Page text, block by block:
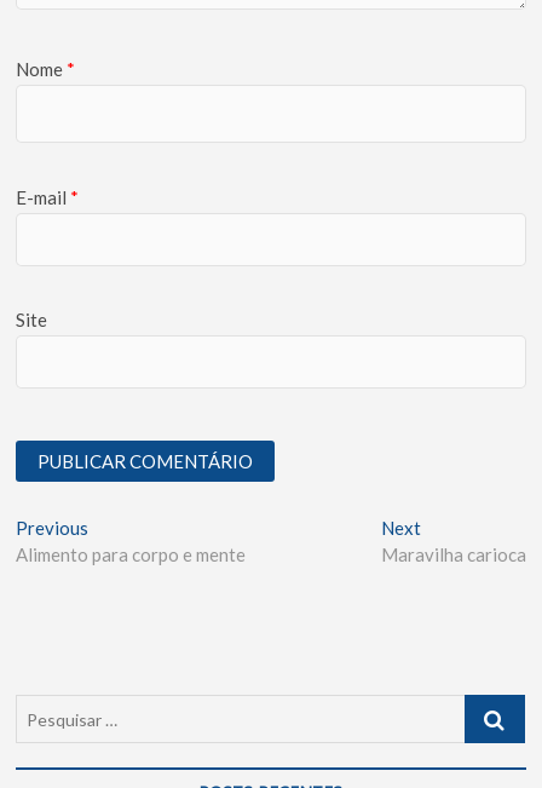
Nome *
E-mail *
Site
Previous
Alimento para corpo e mente
Next
Maravilha carioca